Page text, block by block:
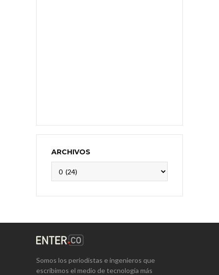
ARCHIVOS
Somos los periodistas e ingenieros que
escribimos el medio de tecnología más